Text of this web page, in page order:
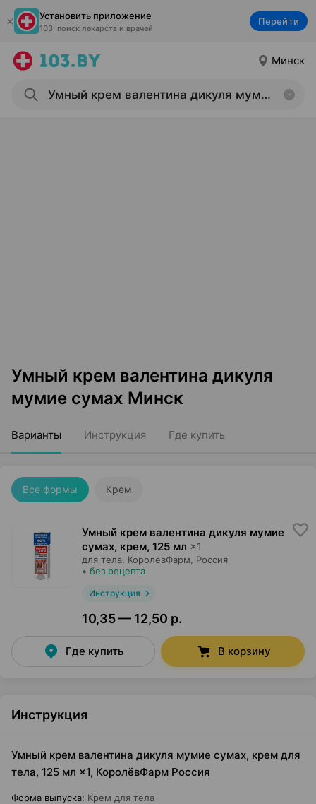
Установить приложение
103: поиск лекарств и врачей
Перейти
Минск
Умный крем валентина дикуля
мумие сумах Минск
Варианты Инструкция Где купить
Все формы Крем
Умный крем валентина дикуля мумие
сумах, крем, 125 мл ×1
для тела, КоролёвФарм , Россия
• без рецепта
Инструкция
10,35 — 12,50 р.
Где купить В корзину
Инструкция
Умный крем валентина дикуля мумие сумах, крем для
тела, 125 мл ×1, КоролёвФарм Россия
Форма выпуска: Крем для тела